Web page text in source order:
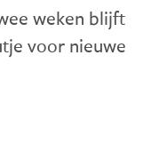
weken blijft
voor nieuwe